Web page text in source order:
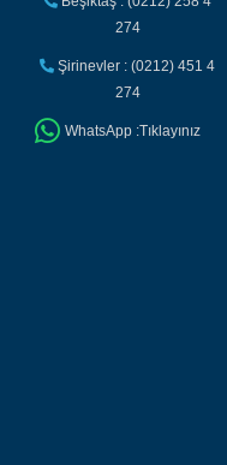
274
Şirinevler : (0212) 451 4
274
WhatsApp :Tıklayınız